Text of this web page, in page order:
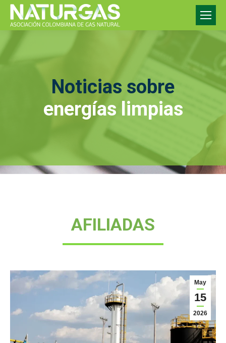
Noticias sobre
energías limpias
AFILIADAS
May
15
2026